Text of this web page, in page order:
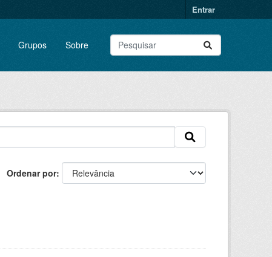
Entrar
Grupos Sobre
Ordenar por